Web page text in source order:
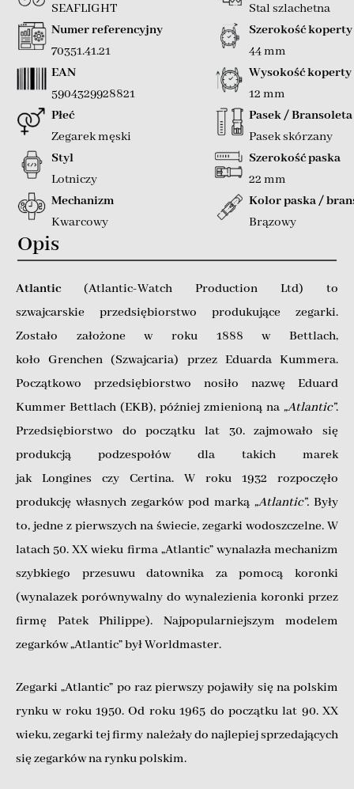
SEAFLIGHT
Numer referencyjny
70351.41.21
EAN
5904329928821
Płeć
Zegarek męski
Styl
Lotniczy
Mechanizm
Kwarcowy
Stal szlachetna
Szerokość koperty
44 mm
Wysokość koperty
12 mm
Pasek / Bransoleta
Pasek skórzany
Szerokość paska
22 mm
Kolor paska /
Brązowy
Opis
Atlantic(Atlantic-Watch Production Ltd) to
szwajcarskie przedsiębiorstwo produkujące zegarki.
Zostało założone w roku 1888 w Bettlach,
koło Grenchen (Szwajcaria) przez Eduarda Kummera.
Początkowo przedsiębiorstwo nosiło nazwę Eduard
Kummer Bettlach (EKB), później zmienioną na „Atlantic”.
Przedsiębiorstwo do początku lat 30. zajmowało się
produkcją podzespołów dla takich marek
jak Longines czy Certina. W roku 1932 rozpoczęło
produkcję własnych zegarków pod marką „Atlantic”. Były
to, jedne z pierwszych na świecie, zegarki wodoszczelne. W
latach 50. XX wieku firma „Atlantic” wynalazła mechanizm
szybkiego przesuwu datownika za pomocą koronki
(wynalazek porównywalny do wynalezienia koronki przez
firmę Patek Philippe). Najpopularniejszym modelem
zegarków „Atlantic” był Worldmaster.
Zegarki „Atlantic” po raz pierwszy pojawiły się na polskim
rynku w roku 1950. Od roku 1965 do początku lat 90. XX
wieku, zegarki tej firmy należały do najlepiej sprzedających
się zegarków na rynku polskim.